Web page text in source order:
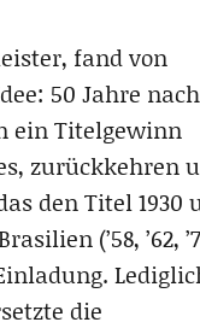
fand von
50 Jahre
ein Titelgewinn
zurückkehren
den Titel 1930
(’58, ’62,
die